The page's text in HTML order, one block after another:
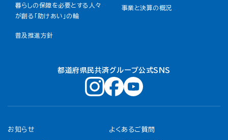
暮らしの保障を必要とする人々
が創る「助けあい」の輪
事業と決算の概況
普及推進方針
都道府県民共済グループ公式ＳＮＳ
お知らせ よくあるご質問